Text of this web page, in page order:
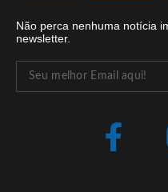
Não perca nenhuma notícia
newsletter.